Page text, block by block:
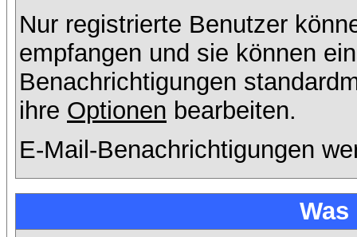
Nur registrierte Benutzer
empfangen und sie können
Benachrichtigungen
ihre Optionen bearbeiten.
E-Mail-Benachrichtigungen